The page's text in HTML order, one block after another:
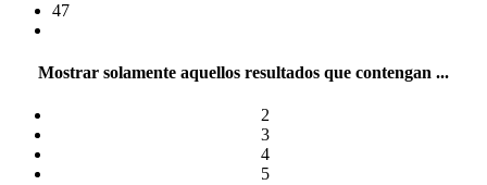
47
Mostrar solamente aquellos resultados que contengan ...
2
3
4
5